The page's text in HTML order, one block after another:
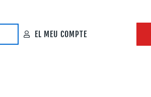
EL MEU COMPTE